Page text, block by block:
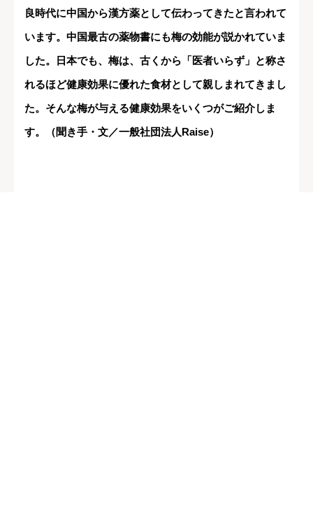
良時代に中国から漢方薬として伝わってきたと言われて
います。中国最古の薬物書にも梅の効能が説かれていま
した。日本でも、梅は、古くから「医者いらず」と称さ
れるほど健康効果に優れた食材として親しまれてきまし
た。そんな梅が与える健康効果をいくつがご紹介しま
す。（聞き手・文／一般社団法人Raise）